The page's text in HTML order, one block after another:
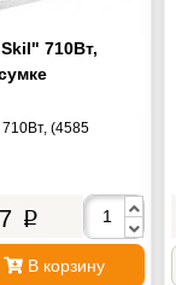
710Вт,
(4585
p
В корзину